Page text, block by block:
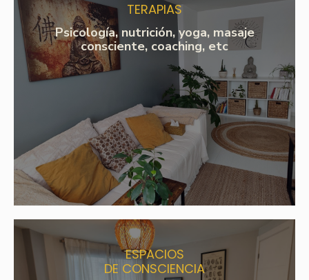
TERAPIAS
Psicología, nutrición, yoga, masaje
consciente, coaching, etc
ESPACIOS
DE CONSCIENCIA